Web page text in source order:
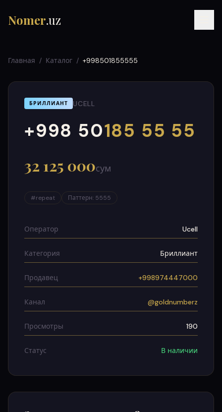
Nomer.uz
UZ УЗ
Главная / Каталог / +998501855555
БРИЛЛИАНТ UCELL
+998 50185 55 55
000
999
32 125 000сум
#repeat Паттерн: 5555
Оператор Ucell
Категория Бриллиант
Продавец +998974447000
Канал @goldnumberz
Просмотры 190
Статус В наличии